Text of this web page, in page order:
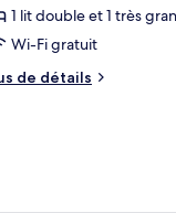
1 lit double et 1 très
Wi-Fi gratuit
de détails